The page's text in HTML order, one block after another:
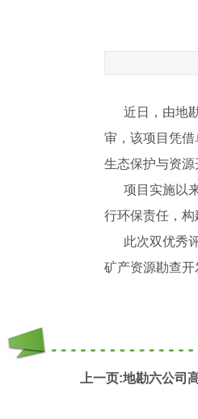
近日，由地勘
审，该项目凭借
生态保护与资
项目实施以来
行环保责任，
此次双优秀评
矿产资源勘查
上一页:地勘六公司